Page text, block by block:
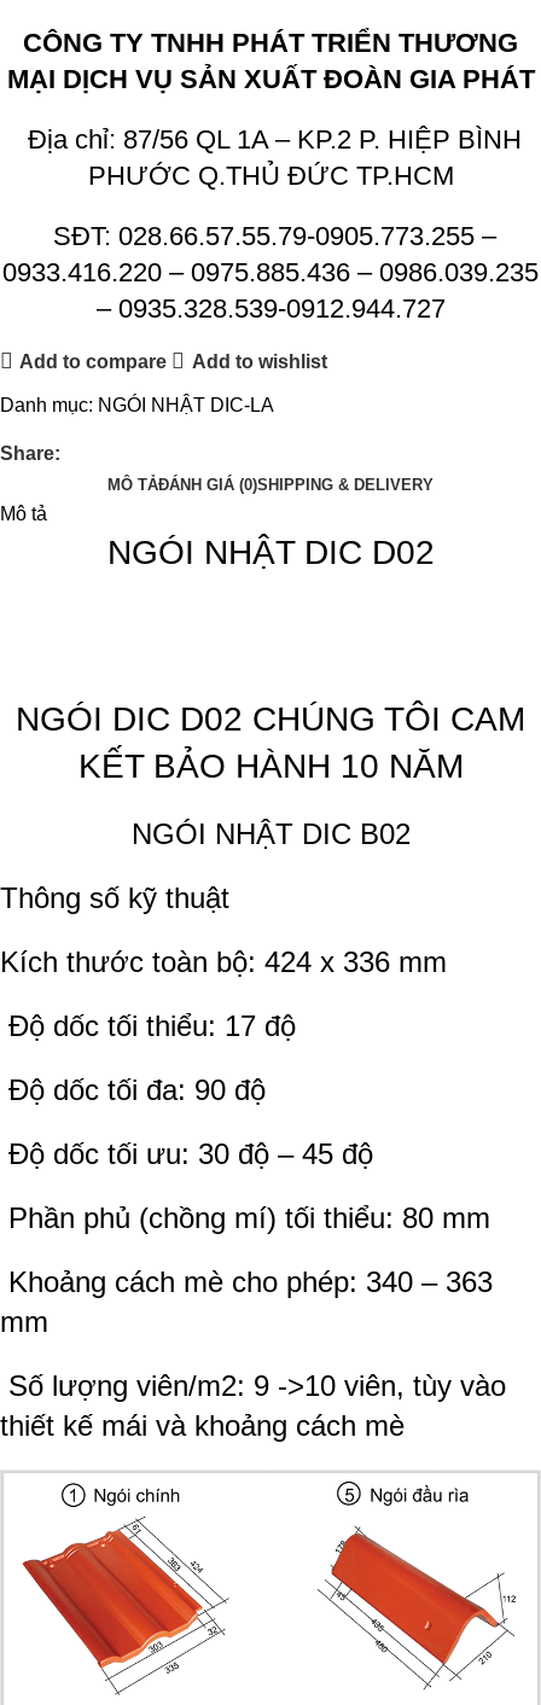
CÔNG TY TNHH PHÁT TRIỂN THƯƠNG
MẠI DỊCH VỤ SẢN XUẤT ĐOÀN GIA PHÁT
Địa chỉ: 87/56 QL 1A – KP.2 P. HIỆP BÌNH
PHƯỚC Q.THỦ ĐỨC TP.HCM
SĐT: 028.66.57.55.79-0905.773.255 –
0933.416.220 – 0975.885.436 – 0986.039.235
– 0935.328.539-0912.944.727
Add to compare Add to wishlist
Danh mục: NGÓI NHẬT DIC-LA
Share:
MÔ TẢĐÁNH GIÁ (0)SHIPPING & DELIVERY
Mô tả
NGÓI NHẬT DIC D02
NGÓI DIC D02 CHÚNG TÔI CAM
KẾT BẢO HÀNH 10 NĂM
NGÓI NHẬT DIC B02
Thông số kỹ thuật
Kích thước toàn bộ: 424 x 336 mm
Độ dốc tối thiểu: 17 độ
Độ dốc tối đa: 90 độ
Độ dốc tối ưu: 30 độ – 45 độ
Phần phủ (chồng mí) tối thiểu: 80 mm
Khoảng cách mè cho phép: 340 – 363
mm
Số lượng viên/m2: 9 ->10 viên, tùy vào
thiết kế mái và khoảng cách mè